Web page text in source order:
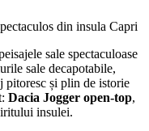
sale spectaculoase
sale decapotabile,
pitoresc și plin de istorie
Dacia Jogger open-top,
insulei.